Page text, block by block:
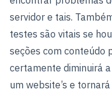
servidor e tais.
testes são vitais se
seções com conteúdo
certamente diminuirá
um website’s e